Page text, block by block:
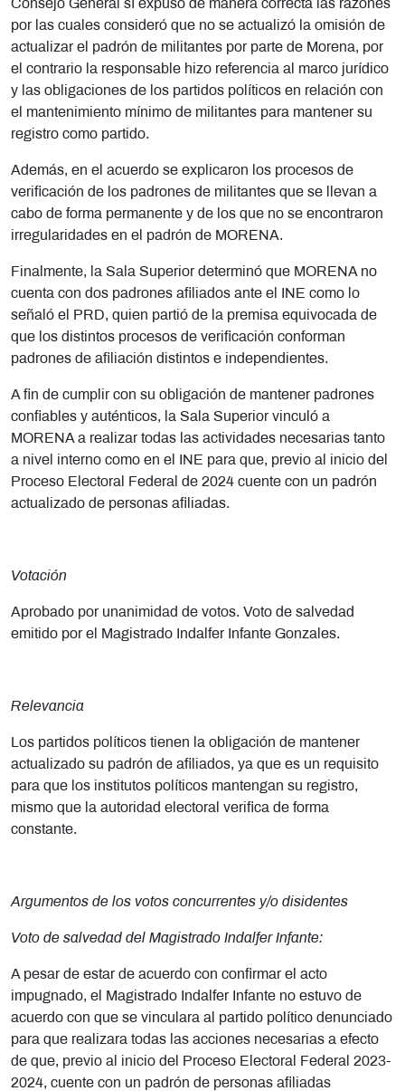
Consejo General sí expuso de manera correcta las razones
por las cuales consideró que no se actualizó la omisión de
actualizar el padrón de militantes por parte de Morena, por
el contrario la responsable hizo referencia al marco jurídico
y las obligaciones de los partidos políticos en relación con
el mantenimiento mínimo de militantes para mantener su
registro como partido.
Además, en el acuerdo se explicaron los procesos de
verificación de los padrones de militantes que se llevan a
cabo de forma permanente y de los que no se encontraron
irregularidades en el padrón de MORENA.
Finalmente, la Sala Superior determinó que MORENA no
cuenta con dos padrones afiliados ante el INE como lo
señaló el PRD, quien partió de la premisa equivocada de
que los distintos procesos de verificación conforman
padrones de afiliación distintos e independientes.
A fin de cumplir con su obligación de mantener padrones
confiables y auténticos, la Sala Superior vinculó a
MORENA a realizar todas las actividades necesarias tanto
a nivel interno como en el INE para que, previo al inicio del
Proceso Electoral Federal de 2024 cuente con un padrón
actualizado de personas afiliadas.
Votación
Aprobado por unanimidad de votos. Voto de salvedad
emitido por el Magistrado Indalfer Infante Gonzales.
Relevancia
Los partidos políticos tienen la obligación de mantener
actualizado su padrón de afiliados, ya que es un requisito
para que los institutos políticos mantengan su registro,
mismo que la autoridad electoral verifica de forma
constante.
Argumentos de los votos concurrentes y/o disidentes
Voto de salvedad del Magistrado Indalfer Infante:
A pesar de estar de acuerdo con confirmar el acto
impugnado, el Magistrado Indalfer Infante no estuvo de
acuerdo con que se vinculara al partido político denunciado
para que realizara todas las acciones necesarias a efecto
de que, previo al inicio del Proceso Electoral Federal 2023-
2024, cuente con un padrón de personas afiliadas